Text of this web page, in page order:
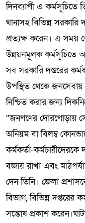
দিনব্যাপী এ কর্মসূচিতে
থানাসহ বিভিন্ন
প্রত্যক্ষ করেন। এ সময়
উন্নয়নমূলক কর্মসূচিতে
সব সরকারি দপ্তরের
উপস্থিত থেকে জনসেবায়
নিশ্চিত করার জন্য
“জনগণের দোরগোড়ায়
অনিয়ম বা বিলম্ব
কর্মকর্তা-
বজায় রাখা এবং
দেন তিনি। জেলা
বিভাগ, বিভিন্ন দপ্তরের
সন্তোষ প্রকাশ